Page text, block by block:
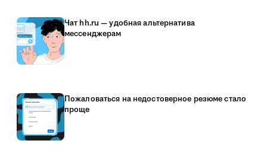
Чат hh.ru — удобная альтернатива
мессенджерам
Пожаловаться на недостоверное резюме стало
проще